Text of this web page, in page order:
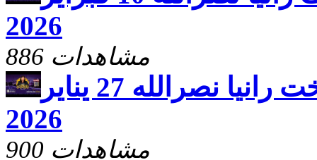
2026
886 مشاهدات
يارب ارحم مع الاخت رانيا نصرالله 27 يناير
2026
900 مشاهدات